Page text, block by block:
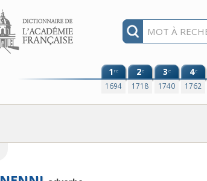
Aller au contenu
1re
1694
2e
1718
3e
1740
4e
1762